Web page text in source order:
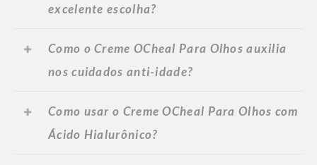
excelente escolha?
Como o Creme OCheal Para Olhos auxilia
nos cuidados anti-idade?
Como usar o Creme OCheal Para Olhos com
Ácido Hialurônico?